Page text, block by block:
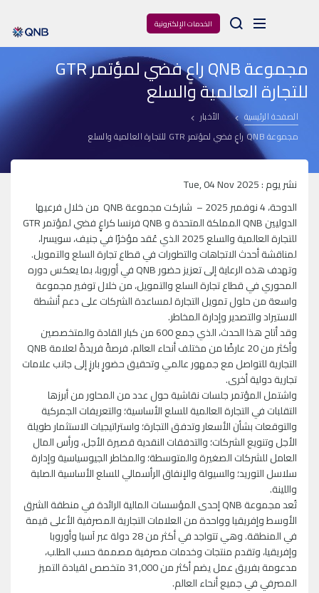
الخدمات الإلكترونية Arama
مجموعة QNB راعٍ فضي لمؤتمر GTR
للتجارة العالمية والسلع
الصفحة الرئيسية
الأخبار
مجموعة QNB راعٍ فضي لمؤتمر GTR للتجارة العالمية والسلع
نشر يوم : Tue, 04 Nov 2025
الدوحة، 4 نوفمبر 2025 – شاركت مجموعة QNB من خلال فرعيها
الدوليين QNB المملكة المتحدة و QNB فرنسا كراعٍ فضي لمؤتمر GTR
للتجارة العالمية والسلع 2025 الذي عُقد مؤخرًا في جنيف، سويسرا،
لمناقشة أحدث الاتجاهات والتطورات في قطاع تجارة السلع والتمويل.
وتهدف هذه الرعاية إلى تعزيز حضور QNB في أوروبا، بما يعكس دوره
المحوري في قطاع تجارة السلع والتمويل، من خلال توفير مجموعة
واسعة من حلول تمويل التجارة لمساعدة الشركات على دعم أنشطة
الاستيراد والتصدير وإدارة المخاطر.
وقد أتاح هذا الحدث، الذي جمع 600 من كبار القادة والمتخصصين
وأكثر من 20 عارضًا من مختلف أنحاء العالم، فرصةً فريدةً لعلامة QNB
التجارية للتواصل مع جمهور عالمي وتحقيق حضورٍ بارزٍ إلى جانب علامات
تجارية دولية أخرى.
واشتمل المؤتمر جلسات نقاشية حول عدد من المحاور من أبرزها
التقلبات في التجارة العالمية للسلع الأساسية؛ والتعريفات الجمركية
والتوقعات بشأن الأسعار وتدفق التجارة؛ واستراتيجيات الاستثمار طويلة
الأجل وتنويع الشركات؛ والتدفقات النقدية قصيرة الأجل، ورأس المال
العامل للشركات الصغيرة والمتوسطة؛ والمخاطر الجيوسياسية وإدارة
سلاسل التوريد؛ والسيولة والإنفاق الرأسمالي للسلع الأساسية الصلبة
واللينة.
تُعد مجموعة QNB إحدى المؤسسات المالية الرائدة في منطقة الشرق
الأوسط وإفريقيا وواحدة من العلامات التجارية المصرفية الأعلى قيمة
في المنطقة. وهي تتواجد في أكثر من 28 دولة عبر آسيا وأوروبا
وإفريقيا، وتقدم منتجات وخدمات مصرفية مصممة حسب الطلب،
مدعومة بفريق عمل يضم أكثر من 31,000 متخصص لقيادة التميز
المصرفي في جميع أنحاء العالم.